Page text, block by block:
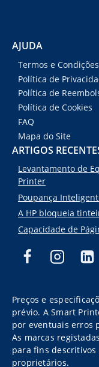
AJUDA
Termos e Condições
Política de
Política de
Política de Cookies
FAQ
Mapa do Site
ARTIGOS
Levantamento de
Printer
Poupança
A HP bloqueia
Capacidade de
Preços e
prévio. A Smart
por eventuais erros
As marcas
para fins
proprietários.